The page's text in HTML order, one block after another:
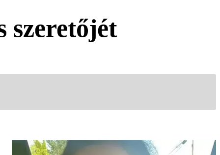
szeretőjét